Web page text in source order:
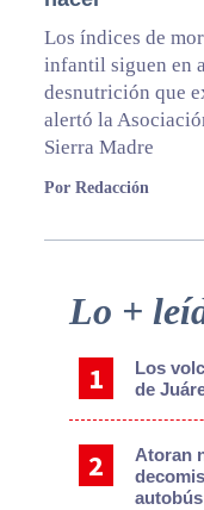
Los índices de
infantil siguen en
desnutrición que
alertó la
Sierra Madre
Por Redacción
Primary
Lo +
Los
de
Atoran